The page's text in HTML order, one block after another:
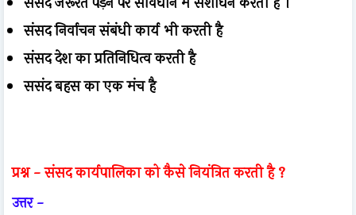
संसद निर्वाचन संबंधी कार्य भी करती है
संसद देश का प्रतिनिधित्व करती है
ससंद बहस का एक मंच है
प्रश्न -संसद कार्यपालिका को कैसे नियंत्रित करती है ?
उत्तर -